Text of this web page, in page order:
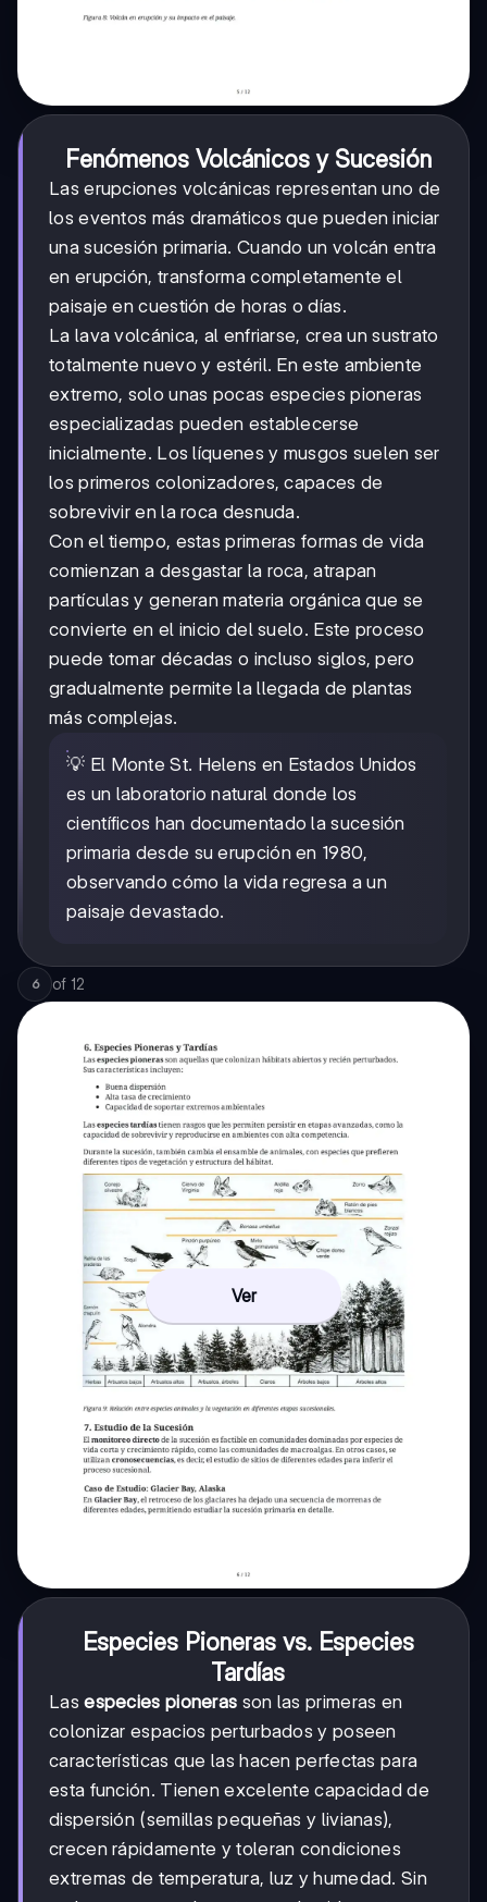
Fenómenos Volcánicos y Sucesión
Las erupciones volcánicas representan uno de
los eventos más dramáticos que pueden iniciar
una sucesión primaria. Cuando un volcán entra
en erupción, transforma completamente el
paisaje en cuestión de horas o días.
La lava volcánica, al enfriarse, crea un sustrato
totalmente nuevo y estéril. En este ambiente
extremo, solo unas pocas especies pioneras
especializadas pueden establecerse
inicialmente. Los líquenes y musgos suelen ser
los primeros colonizadores, capaces de
sobrevivir en la roca desnuda.
Con el tiempo, estas primeras formas de vida
comienzan a desgastar la roca, atrapan
partículas y generan materia orgánica que se
convierte en el inicio del suelo. Este proceso
puede tomar décadas o incluso siglos, pero
gradualmente permite la llegada de plantas
más complejas.
💡 El Monte St. Helens en Estados Unidos
es un laboratorio natural donde los
científicos han documentado la sucesión
primaria desde su erupción en 1980,
observando cómo la vida regresa a un
paisaje devastado.
6 of 12
Ver
Especies Pioneras vs. Especies
Tardías
Lasespecies pioneras son las primeras en
colonizar espacios perturbados y poseen
características que las hacen perfectas para
esta función. Tienen excelente capacidad de
dispersión (semillas pequeñas y livianas),
crecen rápidamente y toleran condiciones
extremas de temperatura, luz y humedad. Sin